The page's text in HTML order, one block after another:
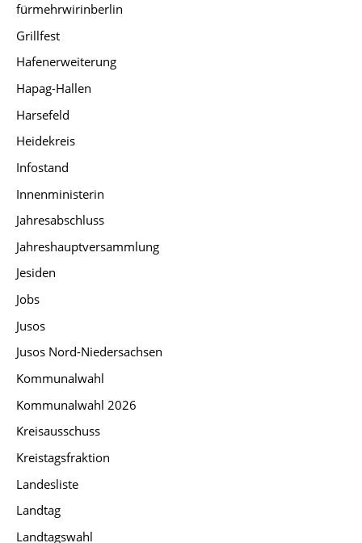
fürmehrwirinberlin
Grillfest
Hafenerweiterung
Hapag-Hallen
Harsefeld
Heidekreis
Infostand
Innenministerin
Jahresabschluss
Jahreshauptversammlung
Jesiden
Jobs
Jusos
Jusos Nord-Niedersachsen
Kommunalwahl
Kommunalwahl 2026
Kreisausschuss
Kreistagsfraktion
Landesliste
Landtag
Landtagswahl